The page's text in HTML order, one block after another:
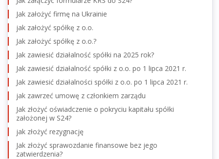
Jak założyć firmę na Ukrainie
jak założyć spółkę z o.o.
Jak założyć spółkę z o.o.?
Jak zawiesić działalność spółki na 2025 rok?
Jak zawiesić działalność spółki z o.o. po 1 lipca 2021 r.
Jak zawiesić działalności spółki z o.o. po 1 lipca 2021 r.
jak zawrzeć umowę z członkiem zarządu
Jak złożyć oświadczenie o pokryciu kapitału spółki
założonej w S24?
jak złożyć rezygnację
Jak złożyć sprawozdanie finansowe bez jego
zatwierdzenia?